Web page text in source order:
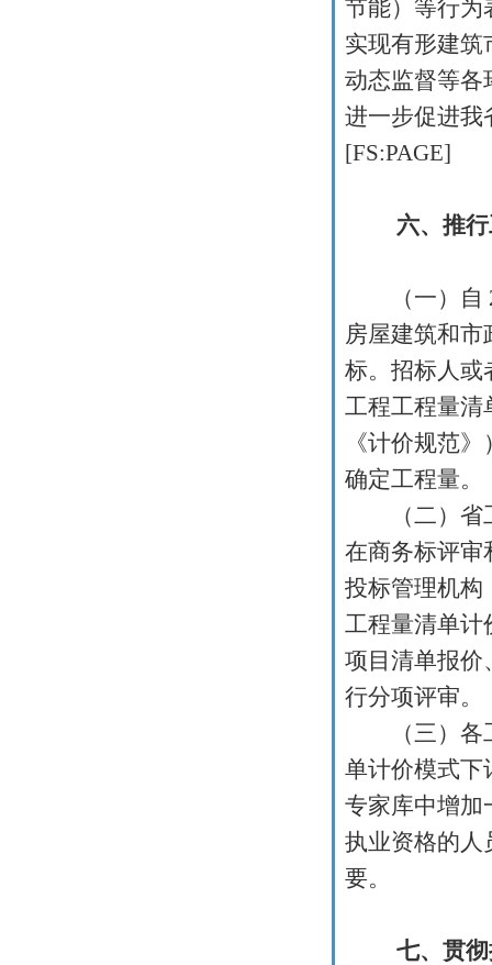
节能）等行为
实现有形建筑
动态监督等各
进一步促进我
[FS:PAGE]
六、推
（一）自
房屋建筑和
标。招标人或
工程工程量
《计价规范
确定工程量。
（二）省工
在商务标评审
投标管理机构
工程量清单计
项目清单报价
行分项评审。
（三）各工
单计价模式下
专家库中增加
执业资格的人
要。
七、贯